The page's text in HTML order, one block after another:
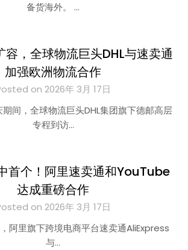
备货海外。 …
容，全球物流巨头DHL与速卖通
加强欧洲物流合作
on 2026年 3月 17日
间，全球物流巨头DHL集团旗下德邮高层
专程到访…
首个！阿里速卖通和YouTube
达成重磅合作
on 2026年 3月 17日
阿里旗下跨境电商平台速卖通AliExpress
与…